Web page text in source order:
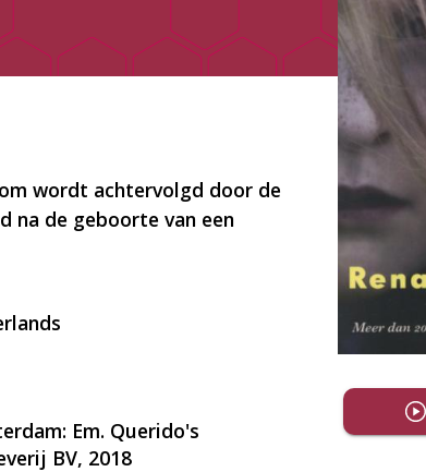
wordt achtervolgd door de
na de geboorte van een
Em. Querido's
BV, 2018